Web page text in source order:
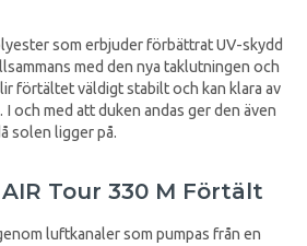
som erbjuder förbättrat UV-skydd
med den nya taklutningen och
förtältet väldigt stabilt och kan klara av
och med att duken andas ger den även
solen ligger på.
Tour 330 M Förtält
luftkanaler som pumpas från en